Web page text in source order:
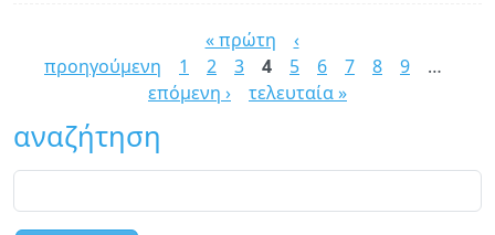
« πρώτη
‹
προηγούμενη
1 2 3 4 5 6 7 8 9
…
επόμενη ›
τελευταία »
αναζήτηση